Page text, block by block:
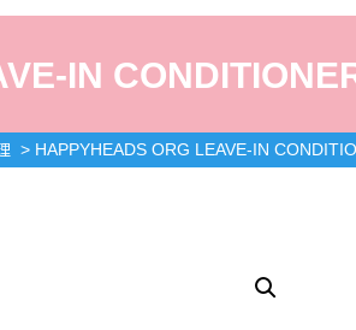
IN
> HAPPYHEADS ORG LEAVE-IN